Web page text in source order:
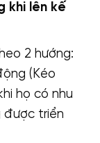
khi lên kế
2 hướng:
(Kéo
họ có nhu
được triển